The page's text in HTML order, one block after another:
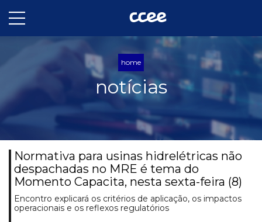
home
notícias
Normativa para usinas hidrelétricas não
despachadas no MRE é tema do
Momento Capacita, nesta sexta-feira (8)
Encontro explicará os critérios de aplicação, os impactos
operacionais e os reflexos regulatórios